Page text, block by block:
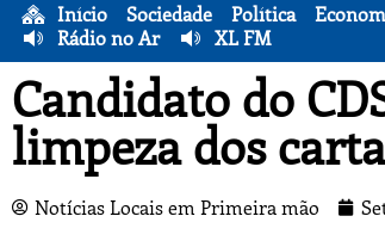
Início Sociedade Política
Rádio no Ar
XL FM
Candidato do
limpeza dos
Notícias Locais em Primeira mão